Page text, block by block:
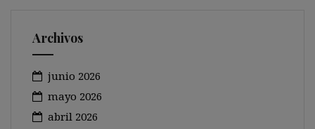
Archivos
junio 2026
mayo 2026
abril 2026